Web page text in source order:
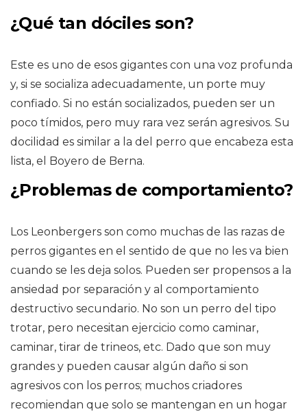
¿Qué tan dóciles son?
Este es uno de esos gigantes con una voz profunda
y, si se socializa adecuadamente, un porte muy
confiado. Si no están socializados, pueden ser un
poco tímidos, pero muy rara vez serán agresivos. Su
docilidad es similar a la del perro que encabeza esta
lista, el Boyero de Berna.
¿Problemas de comportamiento?
Los Leonbergers son como muchas de las razas de
perros gigantes en el sentido de que no les va bien
cuando se les deja solos. Pueden ser propensos a la
ansiedad por separación y al comportamiento
destructivo secundario. No son un perro del tipo
trotar, pero necesitan ejercicio como caminar,
caminar, tirar de trineos, etc. Dado que son muy
grandes y pueden causar algún daño si son
agresivos con los perros; muchos criadores
recomiendan que solo se mantengan en un hogar